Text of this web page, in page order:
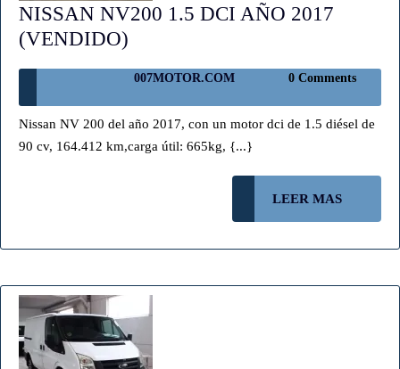
NISSAN NV200 1.5 DCI AÑO 2017
(VENDIDO)
1.5
DCI
AÑO
007MOTOR.COM 007MOTOR.COM
0 Comments
Nissan NV 200 del año 2017, con un motor dci de 1.5 diésel de
90 cv, 164.412 km,carga útil: 665kg, {...}
LEER MAS
MAS